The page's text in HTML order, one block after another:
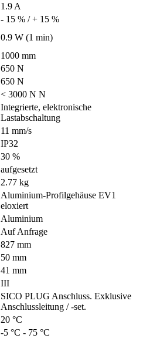
1.9 A
- 15 % / + 15 %
0.9 W (1 min)
1000 mm
650 N
650 N
< 3000 N N
Integrierte, elektronische
Lastabschaltung
11 mm/s
IP32
30 %
aufgesetzt
2.77 kg
Aluminium-Profilgehäuse EV1
eloxiert
Aluminium
Auf Anfrage
827 mm
50 mm
41 mm
III
SICO PLUG Anschluss. Exklusive
Anschlussleitung / -set.
20 °C
-5 °C - 75 °C